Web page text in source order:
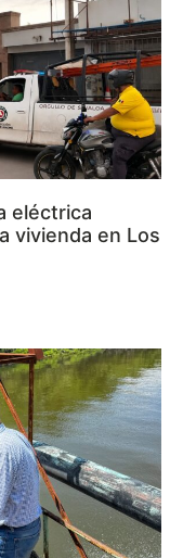
eléctrica
vivienda en Los